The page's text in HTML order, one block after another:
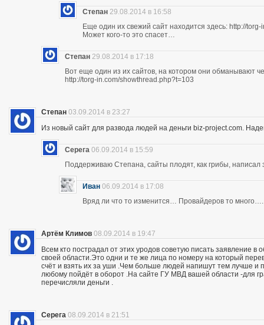
Степан 29.08.2014 в 16:58
Еще один их свежий сайт находится здесь: http://
Может кого-то это спасет…
Степан 29.08.2014 в 17:18
Вот еще один из их сайтов, на котором они обманывают
http://torg-in.com/showthread.php?t=103
Степан 03.09.2014 в 23:27
Из новый сайт для развода людей на деньги biz-project.com.
Серега 06.09.2014 в 15:59
Поддерживаю Степана, сайты плодят, как грибы,
Иван 06.09.2014 в 17:08
Вряд ли что то изменится… Провайдеров то много….
Артём Климов 08.09.2014 в 19:47
Всем кто пострадал от этих уродов советую писать заявление
своей области.Это одни и те же лица по номеру на который
счёт и взять их за уши .Чем больше людей напишут тем лучше и
любому пойдёт в оборот .На сайте ГУ МВД вашей области -для
перечисляли деньги .
Серега 08.09.2014 в 21:51